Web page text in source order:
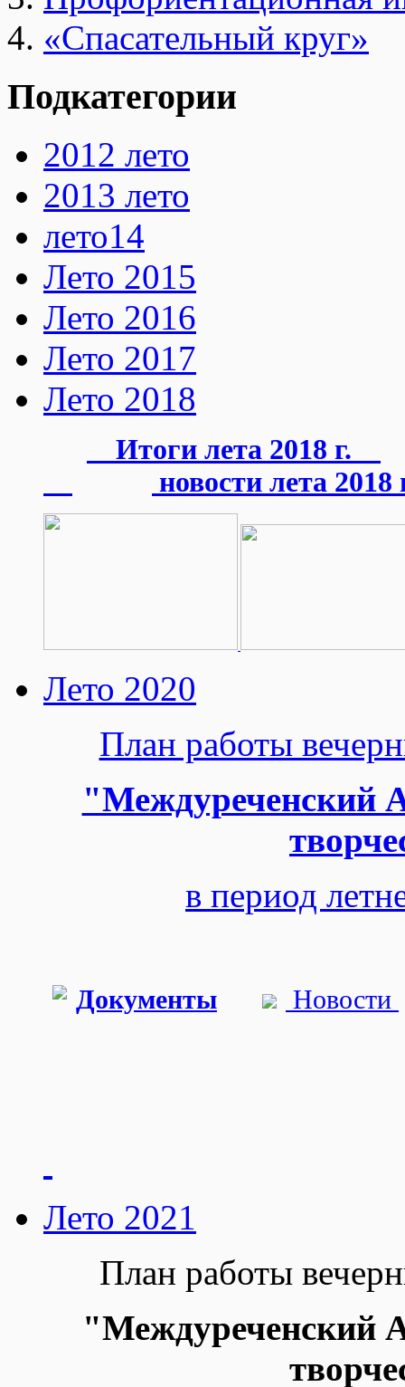
«Спасательный круг»
Подкатегории
2012 лето
2013 лето
лето14
Лето 2015
Лето 2016
Лето 2017
Лето 2018
Итоги лета 2018 г.
новости лета 2018
Лето 2020
План работы
"Междуреченский
в период
Документы Новости
Лето 2021
План работы
"Междуреченский